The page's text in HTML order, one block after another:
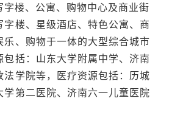
楼、公寓、购物中心及商业街
楼、星级酒店、特色公寓、商
乐、购物于一体的大型综合城市
包括：山东大学附属中学、济南
学院等，医疗资源包括：历城
学第二医院、济南六一儿童医院